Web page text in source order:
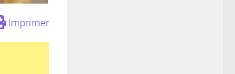
Imprimer